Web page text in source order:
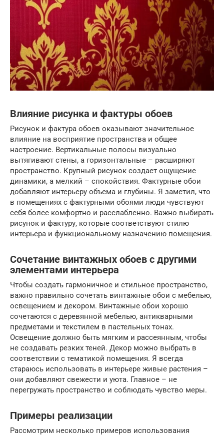
Влияние рисунка и фактуры обоев
Рисунок и фактура обоев оказывают значительное
влияние на восприятие пространства и общее
настроение. Вертикальные полосы визуально
вытягивают стены, а горизонтальные – расширяют
пространство. Крупный рисунок создает ощущение
динамики, а мелкий – спокойствия. Фактурные обои
добавляют интерьеру объема и глубины. Я заметил, что
в помещениях с фактурными обоями люди чувствуют
себя более комфортно и расслабленно. Важно выбирать
рисунок и фактуру, которые соответствуют стилю
интерьера и функциональному назначению помещения.
Сочетание винтажных обоев с другими
элементами интерьера
Чтобы создать гармоничное и стильное пространство,
важно правильно сочетать винтажные обои с мебелью,
освещением и декором. Винтажные обои хорошо
сочетаются с деревянной мебелью, антикварными
предметами и текстилем в пастельных тонах.
Освещение должно быть мягким и рассеянным, чтобы
не создавать резких теней. Декор можно выбрать в
соответствии с тематикой помещения. Я всегда
стараюсь использовать в интерьере живые растения –
они добавляют свежести и уюта. Главное – не
перегружать пространство и соблюдать чувство меры.
Примеры реализации
Рассмотрим несколько примеров использования